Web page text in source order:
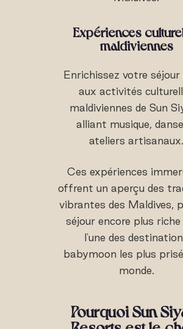
Expériences
maldiviennes
Enrichissez votre séjour
aux activités
maldiviennes de Sun
alliant musique,
ateliers artisanaux.
Ces expériences
offrent un aperçu des
vibrantes des Maldives,
séjour encore plus riche
l'une des
babymoon les plus
monde.
Pourquoi Sun